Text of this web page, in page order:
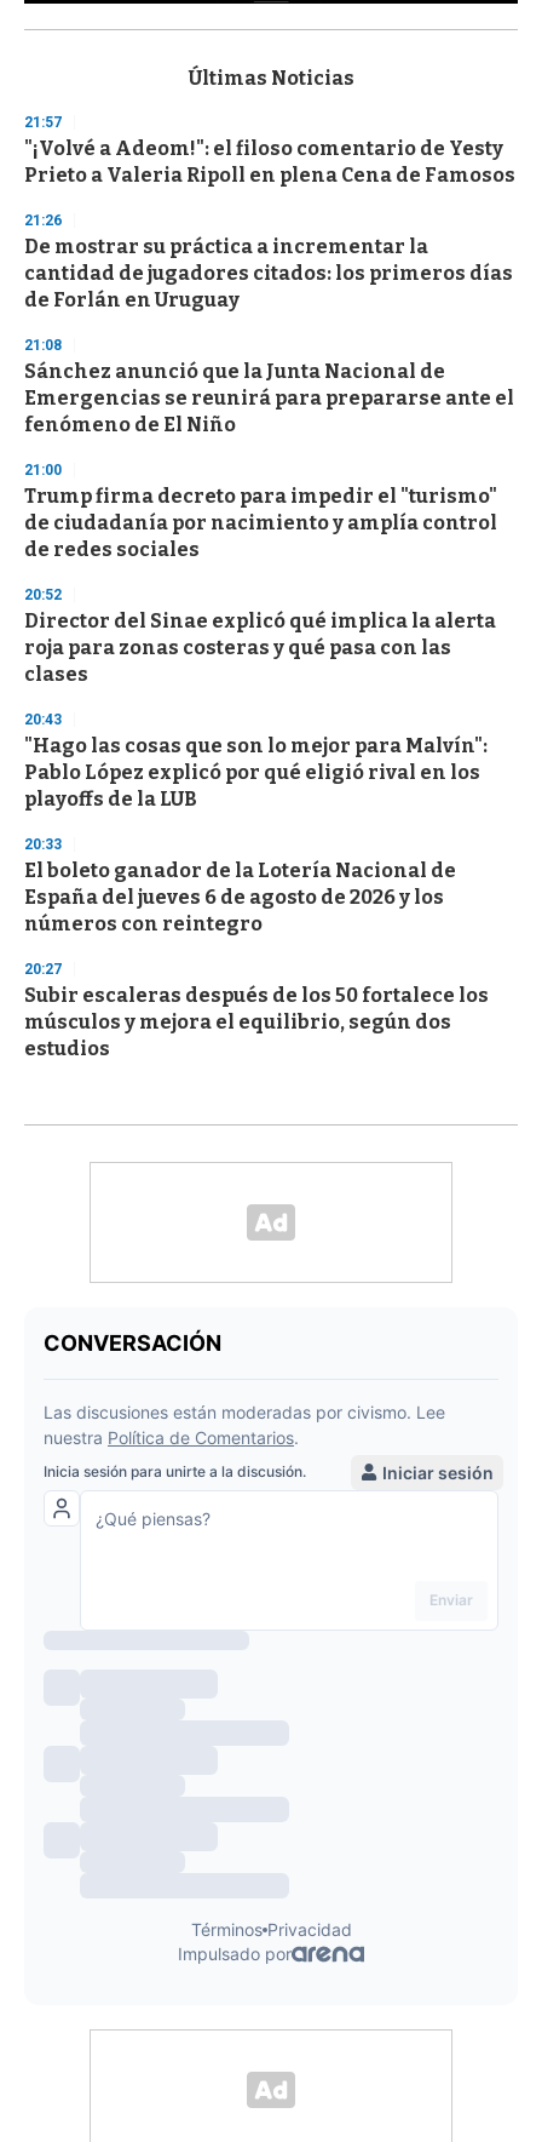
s
d
s
o
f
3
s
c
o
d
s
Últimas Noticias
21:57
"¡Volvé a Adeom!": el filoso comentario de Yesty
Prieto a Valeria Ripoll en plena Cena de Famosos
21:26
De mostrar su práctica a incrementar la
cantidad de jugadores citados: los primeros días
de Forlán en Uruguay
21:08
Sánchez anunció que la Junta Nacional de
Emergencias se reunirá para prepararse ante el
fenómeno de El Niño
21:00
Trump firma decreto para impedir el "turismo"
de ciudadanía por nacimiento y amplía control
de redes sociales
20:52
Director del Sinae explicó qué implica la alerta
roja para zonas costeras y qué pasa con las
clases
20:43
"Hago las cosas que son lo mejor para Malvín":
Pablo López explicó por qué eligió rival en los
playoffs de la LUB
20:33
El boleto ganador de la Lotería Nacional de
España del jueves 6 de agosto de 2026 y los
números con reintegro
20:27
Subir escaleras después de los 50 fortalece los
músculos y mejora el equilibrio, según dos
estudios